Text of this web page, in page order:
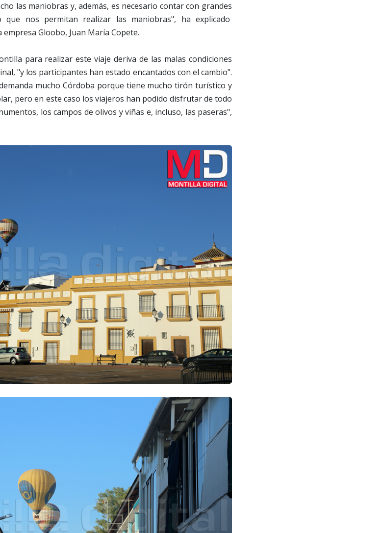
las maniobras y, además, es necesario contar con grandes
que nos permitan realizar las maniobras", ha explicado
empresa Gloobo, Juan María Copete.
para realizar este viaje deriva de las malas condiciones
"y los participantes han estado encantados con el cambio".
mucho Córdoba porque tiene mucho tirón turístico y
pero en este caso los viajeros han podido disfrutar de todo
los campos de olivos y viñas e, incluso, las paseras",